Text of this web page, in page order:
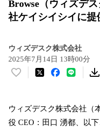
Browse（ウィズデ
社ケイシイシイに提
ウィズデスク株式会社
2025年7月14日 13時00分
い
！
数
ウィズデスク株式会社（
役 CEO：田口 湧都、以